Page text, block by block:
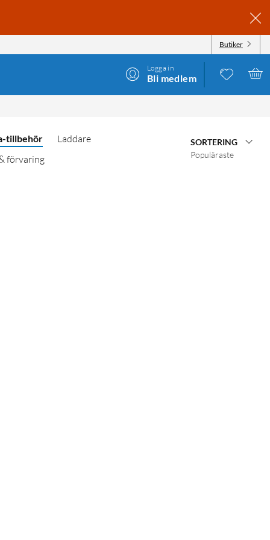
Butiker
Logga in
Bli medlem
tillbehör
Laddare
förvaring
SORTERING
Populäraste